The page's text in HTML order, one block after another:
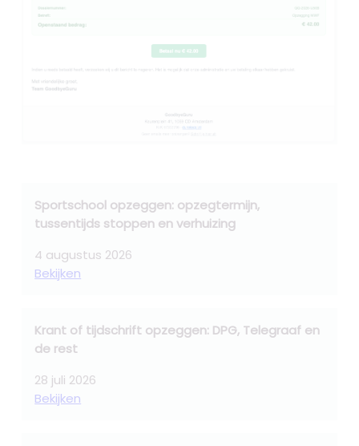
Sportschool opzeggen: opzegtermijn,
tussentijds stoppen en verhuizing
4 augustus 2026
Bekijken
Krant of tijdschrift opzeggen: DPG, Telegraaf en
de rest
28 juli 2026
Bekijken